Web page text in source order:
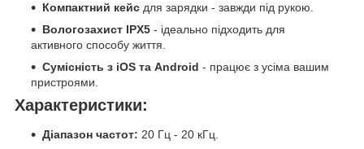
Компактний кейс для зарядки - завжди під рукою.
Вологозахист IPX5 - ідеально підходить для
активного способу життя.
Сумісність з iOS та Android - працює з усіма вашим
пристроями.
Характеристики:
Діапазон частот: 20 Гц - 20 кГц.